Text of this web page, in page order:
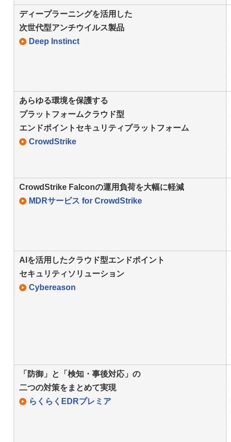
ディープラーニングを活用した
次世代型アンチウイルス製品
Deep Instinct
あらゆる環境を保護する
プラットフォームクラウド型
エンドポイントセキュリティプラットフォーム
CrowdStrike
CrowdStrike Falconの運用負荷を大幅に軽減
MDRサービス for CrowdStrike
AIを活用したクラウド型エンドポイント
セキュリティソリューション
Cybereason
「防御」と「検知・事後対応」の
二つの対策をまとめて実現
らくらくEDRプレミア